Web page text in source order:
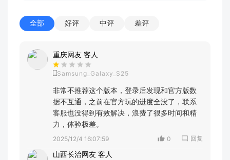
全部 好评 中评 差评
重庆网友 客人
Samsung_Galaxy_S25
非常不推荐这个版本，登录后发现和官方版数
据不互通，之前在官方玩的进度全没了，联系
客服也没得到有效解决，浪费了很多时间和精
力，体验极差。
2025/12/4 16:07:59 0 回复
山西长治网友 客人